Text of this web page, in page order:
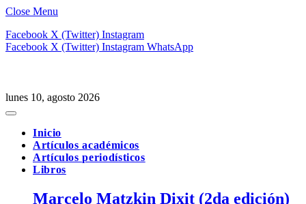
Close Menu
Facebook X (Twitter) Instagram
Facebook X (Twitter) Instagram WhatsApp
lunes 10, agosto 2026
Inicio
Artículos académicos
Artículos periodísticos
Libros
Marcelo Matzkin Dixit (2da edición)